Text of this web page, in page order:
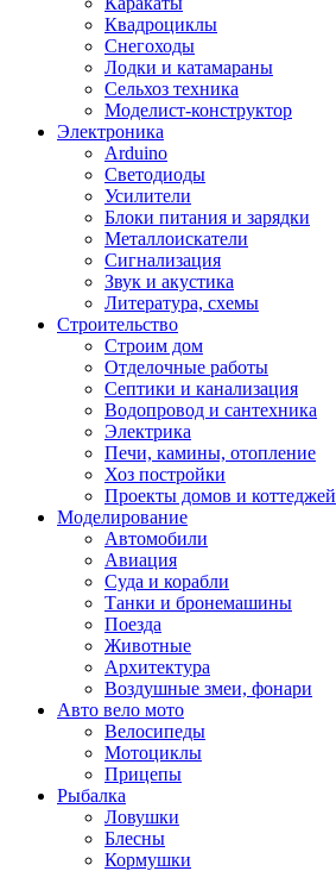
Квадроциклы
Снегоходы
Лодки и катамараны
Сельхоз техника
Моделист-конструктор
Электроника
Arduino
Светодиоды
Усилители
Блоки питания и зарядки
Металлоискатели
Сигнализация
Звук и акустика
Литература, схемы
Строительство
Строим дом
Отделочные работы
Септики и канализация
Водопровод и сантехника
Электрика
Печи, камины, отопление
Хоз постройки
Проекты домов и коттеджей
Моделирование
Автомобили
Авиация
Суда и корабли
Танки и бронемашины
Поезда
Животные
Архитектура
Воздушные змеи, фонари
Авто вело мото
Велосипеды
Мотоциклы
Прицепы
Рыбалка
Ловушки
Блесны
Кормушки